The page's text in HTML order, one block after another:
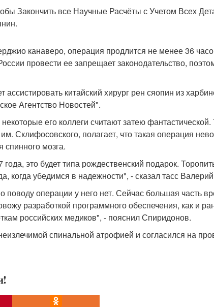
Закончить все Научные Расчёты с Учетом Всех
канаверо, операция продлится не менее 36
провести ее запрещает законодательство,
ассистировать китайский хирург рен сяопин из
Агентство Новостей".
его коллеги считают затею
Склифосовского, полагает, что такая операция
мозга.
это будет типа рождественский подарок.
когда убедимся в надежности", - сказал тасс
поводу операции у него нет. Сейчас большая часть
разработкой программного обеспечения, как и
российских медиков", - пояснил Спиридонов.
спинальной атрофией и согласился на